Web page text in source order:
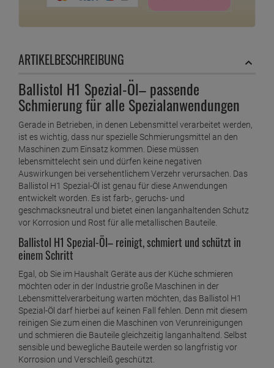
ARTIKELBESCHREIBUNG
Ballistol H1 Spezial-Öl– passende
Schmierung für alle Spezialanwendungen
Gerade in Betrieben, in denen Lebensmittel verarbeitet werden,
ist es wichtig, dass nur spezielle Schmierungsmittel an den
Maschinen zum Einsatz kommen. Diese müssen
lebensmittelecht sein und dürfen keine negativen
Auswirkungen bei versehentlichem Verzehr verursachen. Das
Ballistol H1 Spezial-Öl ist genau für diese Anwendungen
entwickelt worden. Es ist farb-, geruchs- und
geschmacksneutral und bietet einen langanhaltenden Schutz
vor Korrosion und Rost für alle metallischen Bauteile.
Ballistol H1 Spezial-Öl– reinigt, schmiert und schützt in
einem Schritt
Egal, ob Sie im Haushalt Geräte aus der Küche schmieren
möchten oder in der Industrie große Maschinen in der
Lebensmittelverarbeitung warten möchten, das Ballistol H1
Spezial-Öl darf hierbei auf keinen Fall fehlen. Denn mit diesem
reinigen Sie zum einen die Maschinen von Verunreinigungen
und schmieren die Bauteile gleichzeitig langanhaltend. Selbst
sensible und bewegliche Bauteile werden so langfristig vor
Korrosion und Verschleiß geschützt.